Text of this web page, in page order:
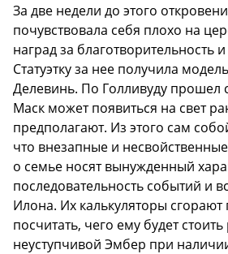
За две недели до этого
почувствовала себя плохо на
наград за благотворительность
Статуэтку за нее получила
Делевинь. По Голливуду прошел
Маск может появиться на свет
предполагают. Из этого сам
что внезапные и
о семье носят вынужденный
последовательность событий и
Илона. Их калькуляторы
посчитать, чего ему будет стоить
неуступчивой Эмбер при